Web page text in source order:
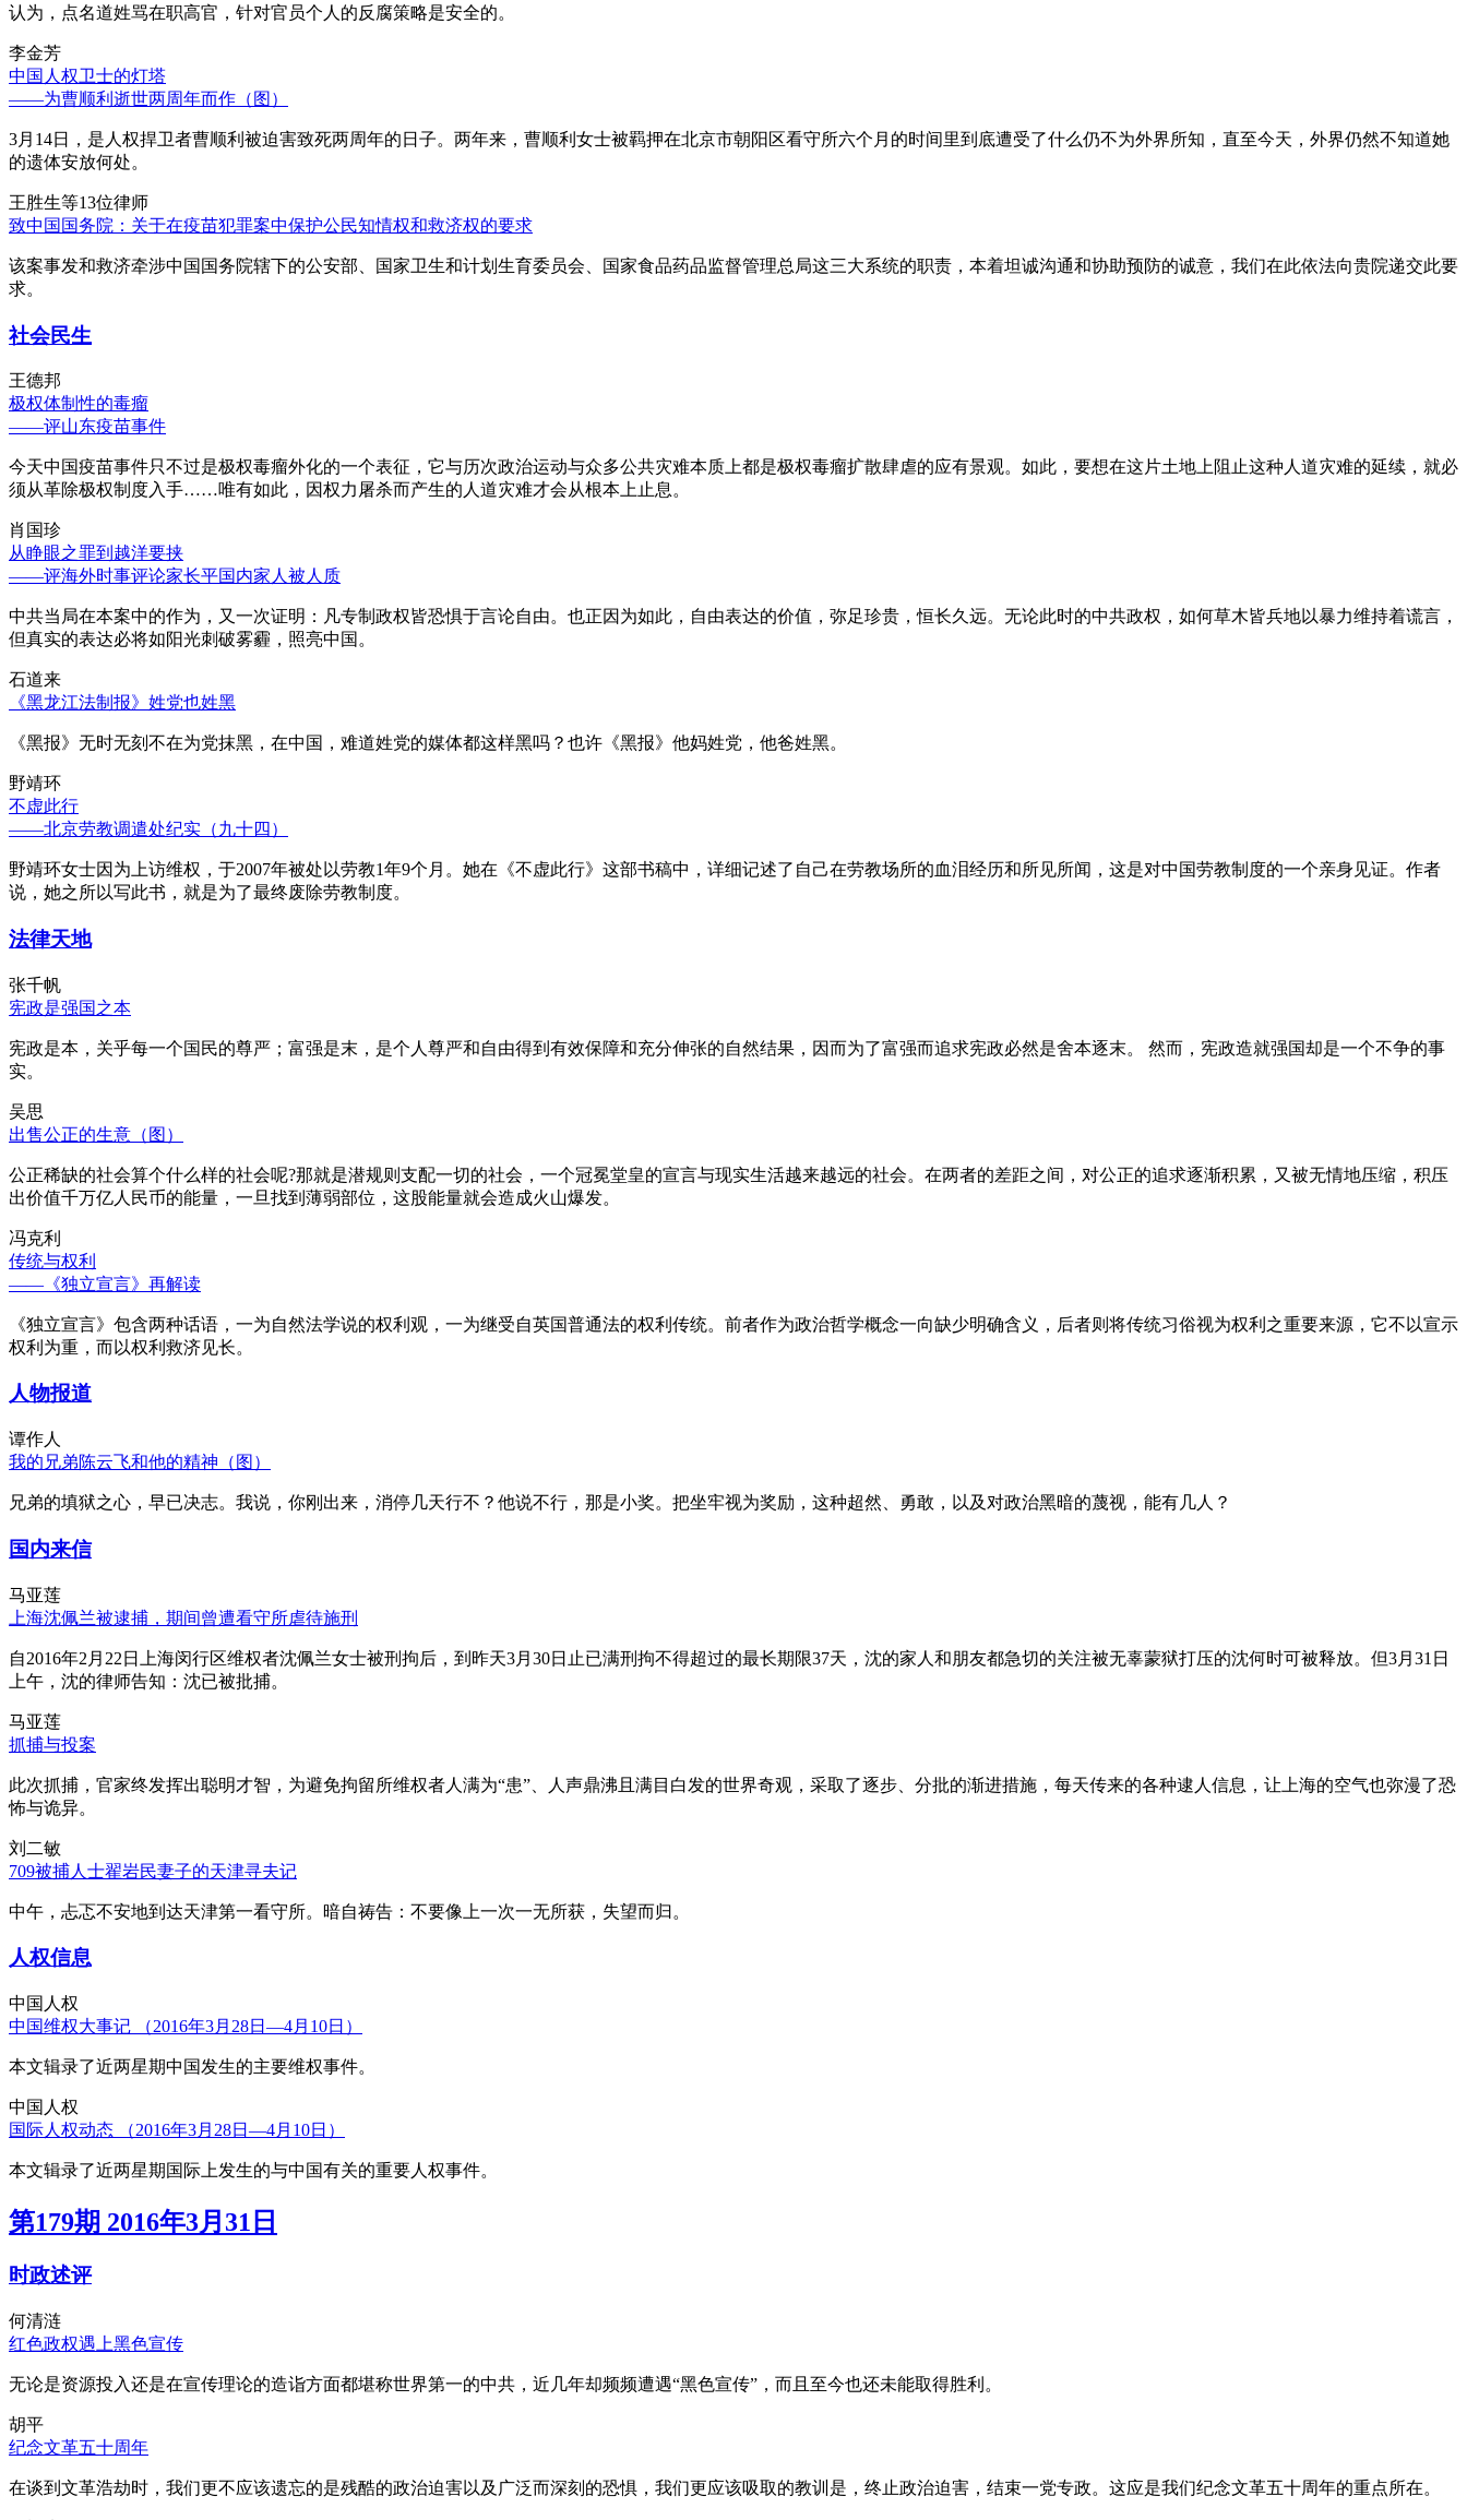
认为，点名道姓骂在职高官，针对官员个人的反腐策略是安全的。
李金芳
中国人权卫士的灯塔
——为曹顺利逝世两周年而作（图）
3月14日，是人权捍卫者曹顺利被迫害致死两周年的日子。两年来，曹顺利女士被羁押在北京市朝阳区看守所六个月的时间里到底遭受了什么仍不为外界所知，直至今天，外界仍然不知道她
的遗体安放何处。
王胜生等13位律师
致中国国务院：关于在疫苗犯罪案中保护公民知情权和救济权的要求
该案事发和救济牵涉中国国务院辖下的公安部、国家卫生和计划生育委员会、国家食品药品监督管理总局这三大系统的职责，本着坦诚沟通和协助预防的诚意，我们在此依法向贵院递交此要
求。
社会民生
王德邦
极权体制性的毒瘤
——评山东疫苗事件
今天中国疫苗事件只不过是极权毒瘤外化的一个表征，它与历次政治运动与众多公共灾难本质上都是极权毒瘤扩散肆虐的应有景观。如此，要想在这片土地上阻止这种人道灾难的延续，就必
须从革除极权制度入手……唯有如此，因权力屠杀而产生的人道灾难才会从根本上止息。
肖国珍
从睁眼之罪到越洋要挟
——评海外时事评论家长平国内家人被人质
中共当局在本案中的作为，又一次证明：凡专制政权皆恐惧于言论自由。也正因为如此，自由表达的价值，弥足珍贵，恒长久远。无论此时的中共政权，如何草木皆兵地以暴力维持着谎言，
但真实的表达必将如阳光刺破雾霾，照亮中国。
石道来
《黑龙江法制报》姓党也姓黑
《黑报》无时无刻不在为党抹黑，在中国，难道姓党的媒体都这样黑吗？也许《黑报》他妈姓党，他爸姓黑。
野靖环
不虚此行
——北京劳教调遣处纪实（九十四）
野靖环女士因为上访维权，于2007年被处以劳教1年9个月。她在《不虚此行》这部书稿中，详细记述了自己在劳教场所的血泪经历和所见所闻，这是对中国劳教制度的一个亲身见证。作者
说，她之所以写此书，就是为了最终废除劳教制度。
法律天地
张千帆
宪政是强国之本
宪政是本，关乎每一个国民的尊严；富强是末，是个人尊严和自由得到有效保障和充分伸张的自然结果，因而为了富强而追求宪政必然是舍本逐末。 然而，宪政造就强国却是一个不争的事
实。
吴思
出售公正的生意（图）
公正稀缺的社会算个什么样的社会呢?那就是潜规则支配一切的社会，一个冠冕堂皇的宣言与现实生活越来越远的社会。在两者的差距之间，对公正的追求逐渐积累，又被无情地压缩，积压
出价值千万亿人民币的能量，一旦找到薄弱部位，这股能量就会造成火山爆发。
冯克利
传统与权利
——《独立宣言》再解读
《独立宣言》包含两种话语，一为自然法学说的权利观，一为继受自英国普通法的权利传统。前者作为政治哲学概念一向缺少明确含义，后者则将传统习俗视为权利之重要来源，它不以宣示
权利为重，而以权利救济见长。
人物报道
谭作人
我的兄弟陈云飞和他的精神（图）
兄弟的填狱之心，早已决志。我说，你刚出来，消停几天行不？他说不行，那是小奖。把坐牢视为奖励，这种超然、勇敢，以及对政治黑暗的蔑视，能有几人？
国内来信
马亚莲
上海沈佩兰被逮捕，期间曾遭看守所虐待施刑
自2016年2月22日上海闵行区维权者沈佩兰女士被刑拘后，到昨天3月30日止已满刑拘不得超过的最长期限37天，沈的家人和朋友都急切的关注被无辜蒙狱打压的沈何时可被释放。但3月31日
上午，沈的律师告知：沈已被批捕。
马亚莲
抓捕与投案
此次抓捕，官家终发挥出聪明才智，为避免拘留所维权者人满为“患”、人声鼎沸且满目白发的世界奇观，采取了逐步、分批的渐进措施，每天传来的各种逮人信息，让上海的空气也弥漫了恐
怖与诡异。
刘二敏
709被捕人士翟岩民妻子的天津寻夫记
中午，忐忑不安地到达天津第一看守所。暗自祷告：不要像上一次一无所获，失望而归。
人权信息
中国人权
中国维权大事记 （2016年3月28日—4月10日）
本文辑录了近两星期中国发生的主要维权事件。
中国人权
国际人权动态 （2016年3月28日—4月10日）
本文辑录了近两星期国际上发生的与中国有关的重要人权事件。
第179期 2016年3月31日
时政述评
何清涟
红色政权遇上黑色宣传
无论是资源投入还是在宣传理论的造诣方面都堪称世界第一的中共，近几年却频频遭遇“黑色宣传”，而且至今也还未能取得胜利。
胡平
纪念文革五十周年
在谈到文革浩劫时，我们更不应该遗忘的是残酷的政治迫害以及广泛而深刻的恐惧，我们更应该吸取的教训是，终止政治迫害，结束一党专政。这应是我们纪念文革五十周年的重点所在。